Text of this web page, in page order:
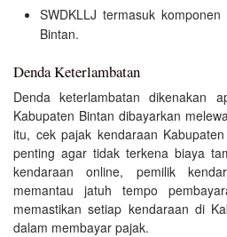
SWDKLLJ termasuk
Bintan.
Denda Keterlambatan
Denda keterlambatan dikenakan
Kabupaten Bintan dibayarkan
itu, cek pajak kendaraan
penting agar tidak terkena biaya
kendaraan online, pemilik
memantau jatuh tempo
memastikan setiap kendaraan di
dalam membayar pajak.